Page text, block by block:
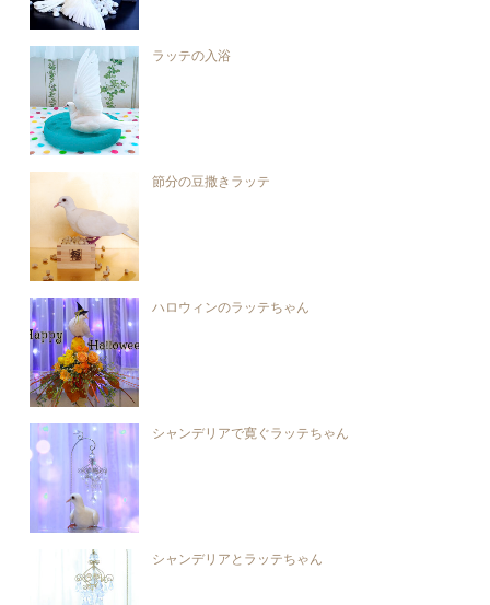
ラッテの入浴
節分の豆撒きラッテ
ハロウィンのラッテちゃん
シャンデリアで寛ぐラッテちゃん
シャンデリアとラッテちゃん